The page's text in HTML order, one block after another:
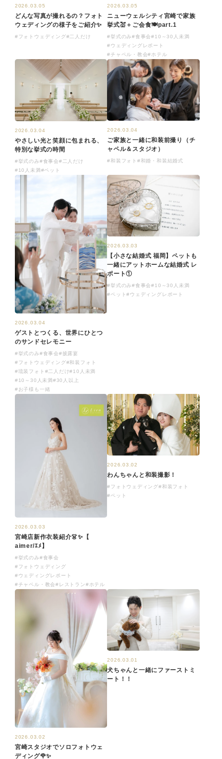
2026.03.05
どんな写真が撮れるの？フォト
ウェディングの様子をご紹介✨
#フォトウェディング#二人だけ
2026.03.05
ニューウェルシティ宮崎で家族
挙式💒＋ご会食🍽️part.1
#挙式のみ#食事会#10～30人未満
#ウェディングレポート
#チャペル・教会#ホテル
2026.03.04
やさしい光と笑顔に包まれる、
特別な挙式の時間
#挙式のみ#食事会#二人だけ
#10人未満#ペット
2026.03.04
ご家族と一緒に和装前撮り（チ
ャペル＆スタジオ）
#和装フォト #和婚・和装結婚式
2026.03.04
ゲストとつくる、世界にひとつ
のサンドセレモニー
#挙式のみ#食事会#披露宴
#フォトウェディング#和装フォト
#琉装フォト #二人だけ#10人未満
#10～30人未満#30人以上
#お子様も一緒
2026.03.03
【小さな結婚式 福岡】ペットも
一緒にアットホームな結婚式 レ
ポート①
#挙式のみ#食事会#10～30人未満
#ペット#ウェディングレポート
2026.03.03
宮崎店新作衣装紹介👗✨【​
aimer/ｴﾒ】
#挙式のみ#食事会
#フォトウェディング
#ウェディングレポート
#チャペル・教会#レストラン#ホテル
2026.03.02
わんちゃんと和装撮影！
#フォトウェディング#和装フォト
#ペット
2026.03.02
宮崎スタジオでソロフォトウェ
ディング🌹✨
2026.03.01
犬ちゃんと一緒にファーストミ
ート！！